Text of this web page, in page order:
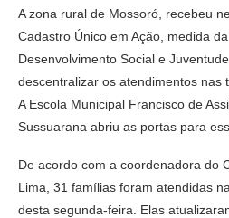
A zona rural de Mossoró, recebeu
Cadastro Único em Ação, medida
Desenvolvimento Social e
descentralizar os atendimentos nas
A Escola Municipal Francisco de
Sussuarana abriu as portas para
De acordo com a coordenadora do
Lima, 31 famílias foram atendidas
desta segunda-feira. Elas